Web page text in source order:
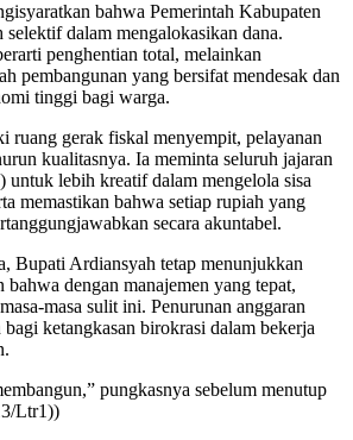
bahwa Pemerintah Kabupaten
dalam mengalokasikan dana.
penghentian total, melainkan
pembangunan yang bersifat mendesak dan
tinggi bagi warga.
ruang gerak fiskal menyempit, pelayanan
kualitasnya. Ia meminta seluruh jajaran
untuk lebih kreatif dalam mengelola sisa
memastikan bahwa setiap rupiah yang
secara akuntabel.
Bupati Ardiansyah tetap menunjukkan
dengan manajemen yang tepat,
masa sulit ini. Penurunan anggaran
ketangkasan birokrasi dalam bekerja
pungkasnya sebelum menutup
Ltr1))